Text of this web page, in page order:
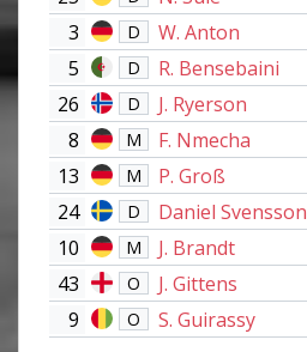
3 D W. Anton
5 D R. Bensebaini
26 D J. Ryerson
8 M F. Nmecha
13 M P. Groß
24 D Daniel Svensson
10 M J. Brandt
43 O J. Gittens
9 O S. Guirassy